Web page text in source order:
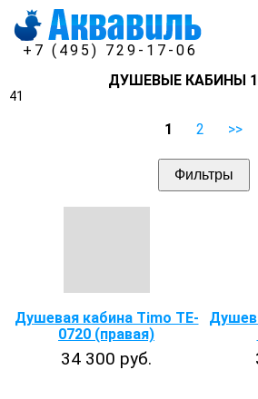
+7 (495) 729-17-06
ДУШЕВЫЕ КАБИНЫ
41
1 2 >>
Фильтры
Душевая кабина Timo TE-
0720 (правая)
34 300 руб.